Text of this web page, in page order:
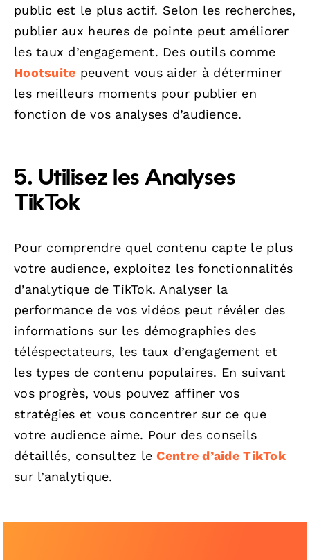
public est le plus actif. Selon les recherches,
publier aux heures de pointe peut améliorer
les taux d’engagement. Des outils comme
Hootsuite peuvent vous aider à déterminer
les meilleurs moments pour publier en
fonction de vos analyses d’audience.
5. Utilisez les Analyses
TikTok
Pour comprendre quel contenu capte le plus
votre audience, exploitez les fonctionnalités
d’analytique de TikTok. Analyser la
performance de vos vidéos peut révéler des
informations sur les démographies des
téléspectateurs, les taux d’engagement et
les types de contenu populaires. En suivant
vos progrès, vous pouvez affiner vos
stratégies et vous concentrer sur ce que
votre audience aime. Pour des conseils
détaillés, consultez leCentre d’aide TikTok
sur l’analytique.